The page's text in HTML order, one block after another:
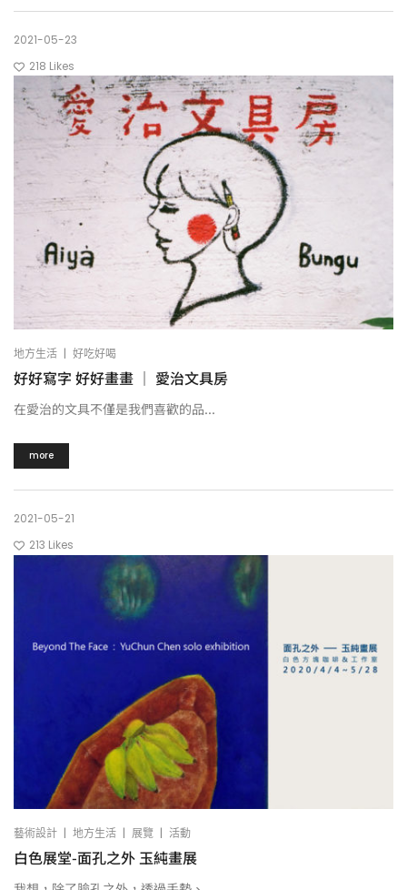
2021-05-23
218 Likes
地方生活 | 好吃好喝
好好寫字 好好畫畫 ｜ 愛治文具房
在愛治的文具不僅是我們喜歡的品...
more
2021-05-21
213 Likes
藝術設計 | 地方生活 | 展覽 | 活動
白色展堂-面孔之外 玉純畫展